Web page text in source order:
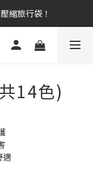
✨立即下單！
縮旅行袋！
牌質感杯袋！
14色)
適